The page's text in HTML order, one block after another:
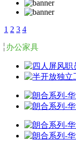
1 2 3 4
办公家具